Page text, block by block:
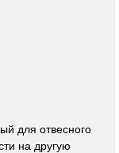
для отвесного
на другую